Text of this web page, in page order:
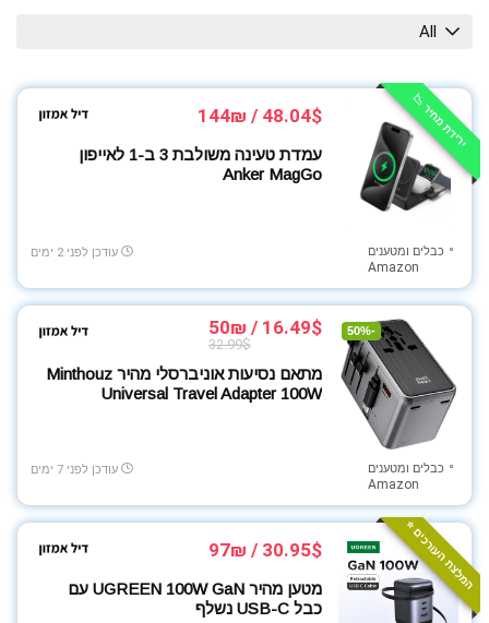
ביגוד ספורט
בית גן וחוץ
בית חכם
גאדג'טים
גיימינג
גרילים טאבונים ומעשנות
הנעלה
חיות מחמד
טאבלטים
טלויזיות
טקסטיל
כבלים ומטענים
כלי עבודה
לרכב
מוצרי חשמל
מוצרי חשמל למטבח
מוצרי ניקיון
מוצרי צריכה ופארם
All
ירידת מחיר 📉 48.04$ / 144₪
עמדת טעינה משולבת 3 ב-1 לאייפון
Anker MagGo
כבלים ומטענים
Amazon
עודכן לפני 2 ימים
-50%
16.49$ / 50₪
32.99$
מתאם נסיעות אוניברסלי מהיר Minthouz
Universal Travel Adapter 100W
כבלים ומטענים
Amazon
עודכן לפני 7 ימים
המלצת העורכים ⭐️ 30.95$ / 97₪
מטען מהיר UGREEN 100W GaN עם
כבל USB-C נשלף